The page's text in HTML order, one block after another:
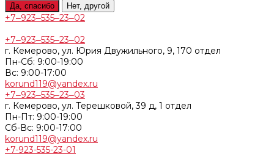
Да, спасибо Нет, другой
+7‒923‒535‒23‒02
+7‒923‒535‒23‒02
г. Кемерово, ул. Юрия Двужильного, 9, 170 отдел
Пн-Сб: 9:00-19:00
Вс: 9:00-17:00
korund119@yandex.ru
+7‒923‒535‒23‒03
г. Кемерово, ул. Терешковой, 39 д, 1 отдел
Пн-Пт: 9:00-19:00
Cб-Вс: 9:00-17:00
korund119@yandex.ru
+7-923-535-23-01